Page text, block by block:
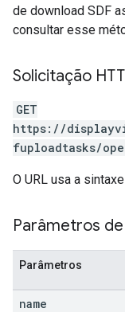
de download SDF
consultar esse
Solicitação
GET
https://
fuploadtasks/
O URL usa a
Parâmetros
Parâmetros
name